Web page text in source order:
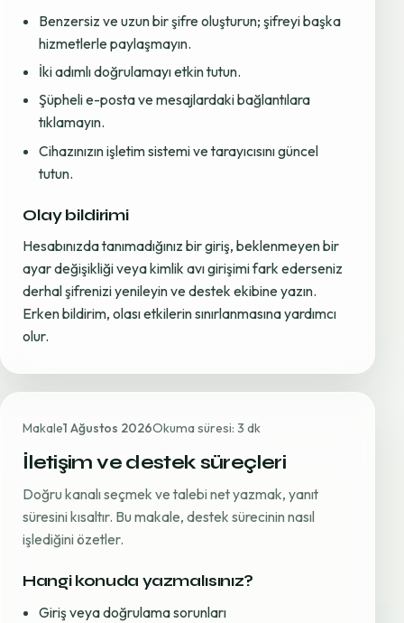
Benzersiz ve uzun bir şifre oluşturun; şifreyi başka
hizmetlerle paylaşmayın.
İki adımlı doğrulamayı etkin tutun.
Şüpheli e-posta ve mesajlardaki bağlantılara
tıklamayın.
Cihazınızın işletim sistemi ve tarayıcısını güncel
tutun.
Olay bildirimi
Hesabınızda tanımadığınız bir giriş, beklenmeyen bir
ayar değişikliği veya kimlik avı girişimi fark ederseniz
derhal şifrenizi yenileyin ve destek ekibine yazın.
Erken bildirim, olası etkilerin sınırlanmasına yardımcı
olur.
Makale1 Ağustos 2026Okuma süresi: 3 dk
İletişim ve destek süreçleri
Doğru kanalı seçmek ve talebi net yazmak, yanıt
süresini kısaltır. Bu makale, destek sürecinin nasıl
işlediğini özetler.
Hangi konuda yazmalısınız?
Giriş veya doğrulama sorunları